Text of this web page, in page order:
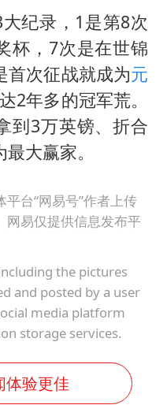
纪录，1是第8次
杯，7次是在世锦
首次征战就成为元
2年多的冠军荒。
到3万英镑、折合
大赢家。
台“网易号”作者上传
网易仅提供信息发布平
the pictures
and posted by a user
media platform
storage services.
体验更佳